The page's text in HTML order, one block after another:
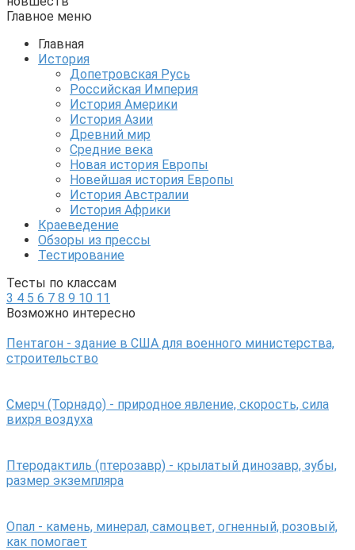
Главное меню
Главная
История
Допетровская Русь
Российская Империя
История Америки
История Азии
Древний мир
Средние века
Новая история Европы
Новейшая история Европы
История Австралии
История Африки
Краеведение
Обзоры из прессы
Тестирование
Тесты по классам
3 4 5 6 7 8 9 10 11
Возможно интересно
Пентагон - здание в США для военного министерства,
строительство
Смерч (Торнадо) - природное явление, скорость, сила
вихря воздуха
Птеродактиль (птерозавр) - крылатый динозавр, зубы,
размер экземпляра
Опал - камень, минерал, самоцвет, огненный, розовый,
как помогает